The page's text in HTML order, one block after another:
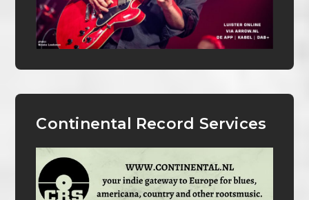
Continental Record Services